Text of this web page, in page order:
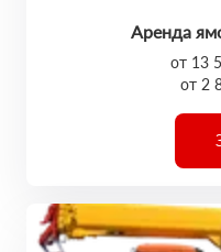
Аренда
от 13
от 2